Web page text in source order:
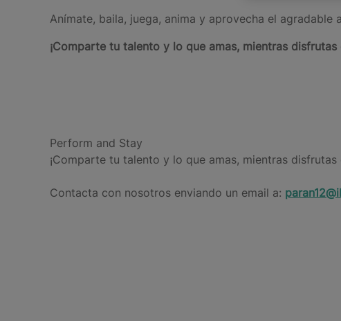
Anímate, baila, juega, anima y aprovecha el
¡Comparte tu talento y lo que amas, mientras
Perform and Stay
¡Comparte tu talento y lo que amas, mientras
Contacta con nosotros enviando un email a: